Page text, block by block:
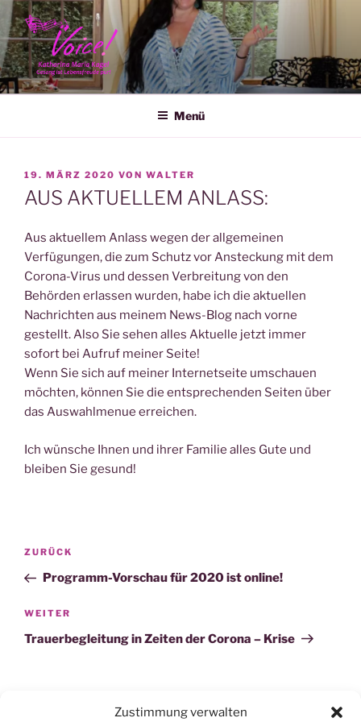
Zustimmung verwalten
Zum
Inhalt
springen
KATHARINA MARIA KAGEL
Menü
VERÖFFENTLICHT
AM
19. MÄRZ 2020 VON WALTER
AUS AKTUELLEM ANLASS:
Aus aktuellem Anlass wegen der allgemeinen
Verfügungen, die zum Schutz vor Ansteckung mit dem
Corona-Virus und dessen Verbreitung von den
Behörden erlassen wurden, habe ich die aktuellen
Nachrichten aus meinem News-Blog nach vorne
gestellt. Also Sie sehen alles Aktuelle jetzt immer
sofort bei Aufruf meiner Seite!
Wenn Sie sich auf meiner Internetseite umschauen
möchten, können Sie die entsprechenden Seiten über
das Auswahlmenue erreichen.
Ich wünsche Ihnen und ihrer Familie alles Gute und
bleiben Sie gesund!
Beitragsnavigation
Vorheriger
Beitrag
ZURÜCK
Programm-Vorschau für 2020 ist online!
Nächster
Beitrag
WEITER
Trauerbegleitung in Zeiten der Corona – Krise